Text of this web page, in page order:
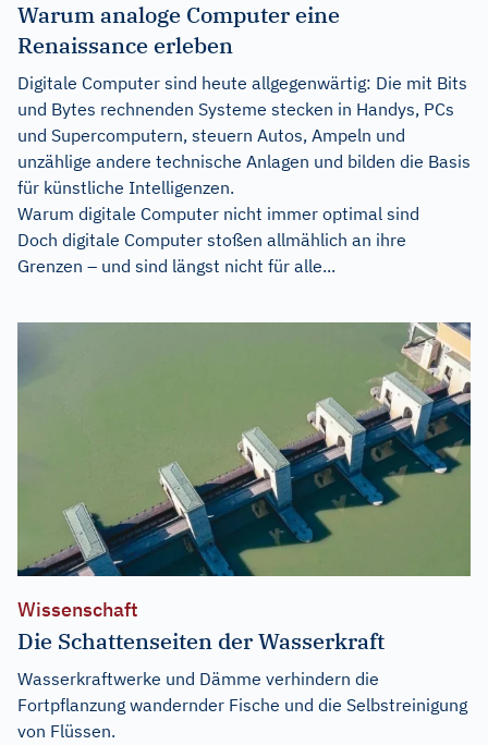
Warum analoge Computer eine
Renaissance erleben
Digitale Computer sind heute allgegenwärtig: Die mit Bits
und Bytes rechnenden Systeme stecken in Handys, PCs
und Supercomputern, steuern Autos, Ampeln und
unzählige andere technische Anlagen und bilden die Basis
für künstliche Intelligenzen.
Warum digitale Computer nicht immer optimal sind
Doch digitale Computer stoßen allmählich an ihre
Grenzen – und sind längst nicht für alle...
Wissenschaft
Die Schattenseiten der Wasserkraft
Wasserkraftwerke und Dämme verhindern die
Fortpflanzung wandernder Fische und die Selbstreinigung
von Flüssen.